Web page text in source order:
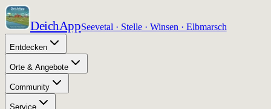
DeichAppSeevetal · Stelle · Winsen · Elbmarsch
Entdecken
Orte & Angebote
Community
Service